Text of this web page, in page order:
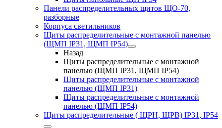
Панели распределительных щитов ЩО-70,
разборные
Корпуса светильников
Щиты распределительные с монтажной панелью
(ЩМП IP31, ЩМП IP54)
Назад
Щиты распределительные с монтажной
панелью (ЩМП IP31, ЩМП IP54)
Щиты распределительные с монтажной
панелью (ЩМП IP31)
Щиты распределительные с монтажной
панелью (ЩМП IP54)
Щиты распределительные ( ЩРН, ЩРВ) IP31, IP54